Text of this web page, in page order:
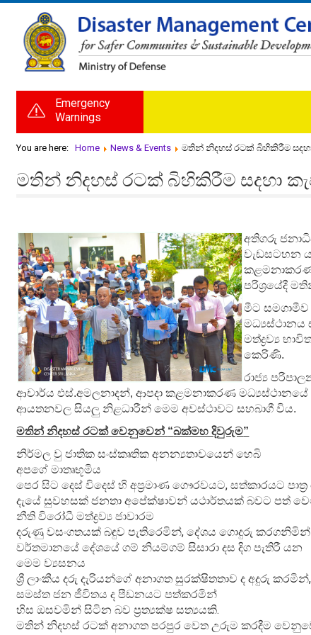
Emergency
Warnings
You are here: Home News & Events මතින් නිදහස් රටක් බිහිකිරීම
මතින් නිදහස් රටක් බිහිකිරීම සදහා
අතිගරු
වැඩසටහන
කළමනාකරණ
පරිශ්‍රයේදී
මීට සමගාමීව
මධ්‍යස්ථානය
මත්ද්‍රව්‍ය
කෙරිණි.
රාජ්‍ය
ආචාර්ය එස්.අමලනාදන්, ආපදා කළමනාකරණ
ආයතනවල සියලු නිළධාරීන් මෙම අවස්ථාවට සහබාගී විය.
මතින් නිදහස් රටක් වෙනුවෙන් “බක්මහ දිවුරුම”
නිර්මල වු ජාතික සංස්කෘතික අනන්‍යතාවයෙන් හෙබි
අපගේ මාතෘභූමිය
පෙර සිට දෙස් විදෙස් හි අප්‍රමාණ ගෞරවයට, සත්කාරයට
දැයේ සුවහසක් ජනතා අපේක්ෂාවන් යථාර්තයක් බවට පත්
නීති විරෝධී මත්ද්‍රව්‍ය ජාවාරම
දරුණු වසංගතයක් බඳුව පැතිරෙමින්, දේශය ගොදුරු කරගනිමින්
වර්තමානයේ දේශයේ ගම් නියම්ගම් සිසාරා දස දිග පැතිරී යන
මෙම ව්‍යසනය
ශ්‍රී ලාංකීය දරු දැරියන්ගේ අනාගත සුරක්ෂිතතාව ද අදුරු කරමින්,
සමස්ත ජන ජීවිතය ද පීඩනයට පත්කරමින්
හිස ඔසවමින් සිටින බව ප්‍රත්‍යක්ෂ සත්‍යයකි.
මතින් නිදහස් රටක් අනාගත පරපුර වෙත උරුම කරදීම